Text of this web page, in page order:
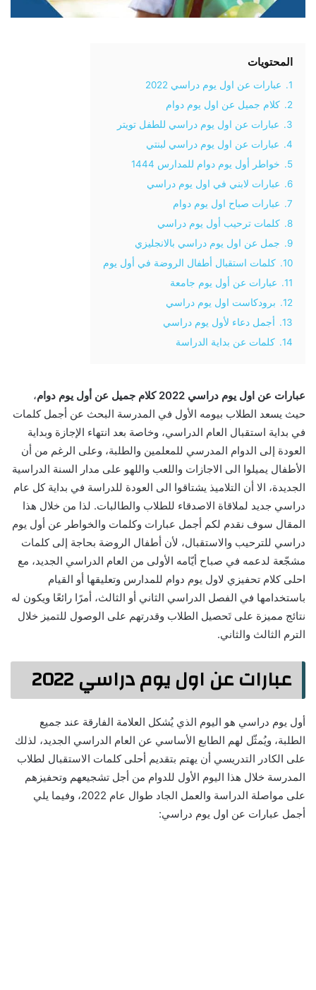
المحتويات
1.
عبارات عن اول يوم دراسي 2022
2.
كلام جميل عن اول يوم دوام
3.
عبارات عن اول يوم دراسي للطفل تويتر
4.
عبارات عن اول يوم دراسي لبنتي
5.
خواطر أول يوم دوام للمدارس 1444
6.
عبارات لابني في اول يوم دراسي
7.
عبارات صباح اول يوم دوام
8.
كلمات ترحيب أول يوم دراسي
9.
جمل عن اول يوم دراسي بالانجليزي
10.
كلمات استقبال أطفال الروضة في أول يوم
11.
عبارات عن أول يوم جامعة
12.
برودكاست اول يوم دراسي
13.
أجمل دعاء لأول يوم دراسي
14.
كلمات عن بداية الدراسة
عبارات عن اول يوم دراسي 2022 كلام جميل عن أول يوم دوام
،
حيث يسعد الطلاب بيومه الأول في المدرسة البحث عن أجمل كلمات
في بداية استقبال العام الدراسي، وخاصة بعد انتهاء الإجازة وبداية
العودة إلى الدوام المدرسي للمعلمين والطلبة، وعلى الرغم من أن
الأطفال يميلوا الى الاجازات واللعب واللهو على مدار السنة الدراسية
الجديدة، الا أن التلاميذ يشتاقوا الى العودة للدراسة في بداية كل عام
دراسي جديد لملاقاة الاصدقاء للطلاب والطالبات. لذا من خلال هذا
المقال سوف نقدم لكم أجمل عبارات وكلمات والخواطر عن أول يوم
دراسي للترحيب والاستقبال، لأن أطفال الروضة بحاجة إلى كلمات
مشجّعة لدعمه في صباح أيّامه الأولى من العام الدراسي الجديد، مع
احلى كلام تحفيزي لاول يوم دوام للمدارس وتعليقها أو القيام
باستخدامها في الفصل الدراسي الثاني أو الثالث، أمرًا رائعًا ويكون له
نتائج مميزة على تَحصيل الطلاب وقدرتهم على الوصول للتميز خلال
الترم الثالث والثاني.
عبارات عن اول يوم دراسي 2022
أول يوم دراسي هو اليوم الذي يُشكل العلامة الفارقة عند جميع
الطلبة، ويُمثّل لهم الطابع الأساسي عن العام الدراسي الجديد، لذلك
على الكادر التدريسي أن يهتم بتقديم أحلى كلمات الاستقبال لطلاب
المدرسة خلال هذا اليوم الأول للدوام من أجل تشجيعهم وتحفيزهم
على مواصلة الدراسة والعمل الجاد طوال عام 2022، وفيما يلي
أجمل عبارات عن اول يوم دراسي: